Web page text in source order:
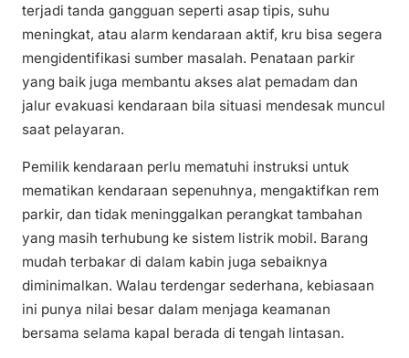
terjadi tanda gangguan seperti asap tipis, suhu
meningkat, atau alarm kendaraan aktif, kru bisa segera
mengidentifikasi sumber masalah. Penataan parkir
yang baik juga membantu akses alat pemadam dan
jalur evakuasi kendaraan bila situasi mendesak muncul
saat pelayaran.
Pemilik kendaraan perlu mematuhi instruksi untuk
mematikan kendaraan sepenuhnya, mengaktifkan rem
parkir, dan tidak meninggalkan perangkat tambahan
yang masih terhubung ke sistem listrik mobil. Barang
mudah terbakar di dalam kabin juga sebaiknya
diminimalkan. Walau terdengar sederhana, kebiasaan
ini punya nilai besar dalam menjaga keamanan
bersama selama kapal berada di tengah lintasan.